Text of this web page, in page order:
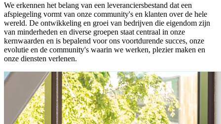
We erkennen het belang van een leveranciersbestand dat een
afspiegeling vormt van onze community's en klanten over de hele
wereld. De ontwikkeling en groei van bedrijven die eigendom zijn
van minderheden en diverse groepen staat centraal in onze
kernwaarden en is bepalend voor ons voortdurende succes, onze
evolutie en de community's waarin we werken, plezier maken en
onze diensten verlenen.